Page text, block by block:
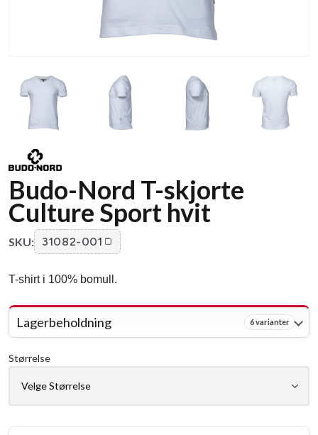
Budo-Nord T-skjorte
Culture Sport hvit
SKU: 31082-001
T-shirt i 100% bomull.
Lagerbeholdning 6 varianter
Størrelse